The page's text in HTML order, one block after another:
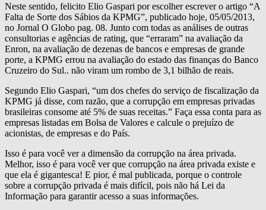
Neste sentido, felicito Elio Gaspari por escolher escrever o artigo “A
Falta de Sorte dos Sábios da KPMG”, publicado hoje, 05/05/2013,
no Jornal O Globo pag. 08. Junto com todas as análises de outras
consultorias e agências de rating, que “erraram” na avaliação da
Enron, na avaliação de dezenas de bancos e empresas de grande
porte, a KPMG errou na avaliação do estado das finanças do Banco
Cruzeiro do Sul.. não viram um rombo de 3,1 bilhão de reais.
Segundo Elio Gaspari, “um dos chefes do serviço de fiscalização da
KPMG já disse, com razão, que a corrupção em empresas privadas
brasileiras consome até 5% de suas receitas.” Faça essa conta para as
empresas listadas em Bolsa de Valores e calcule o prejuízo de
acionistas, de empresas e do País.
Isso é para você ver a dimensão da corrupção na área privada.
Melhor, isso é para você ver que corrupção na área privada existe e
que ela é gigantesca! E pior, é mal publicada, porque o controle
sobre a corrupção privada é mais difícil, pois não há Lei da
Informação para garantir acesso a suas informações.